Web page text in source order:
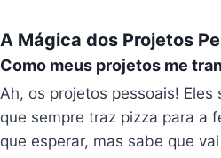
A Mágica dos Projetos
Como meus projetos me
Ah, os projetos pessoais! Eles
que sempre traz pizza para a
que esperar, mas sabe que